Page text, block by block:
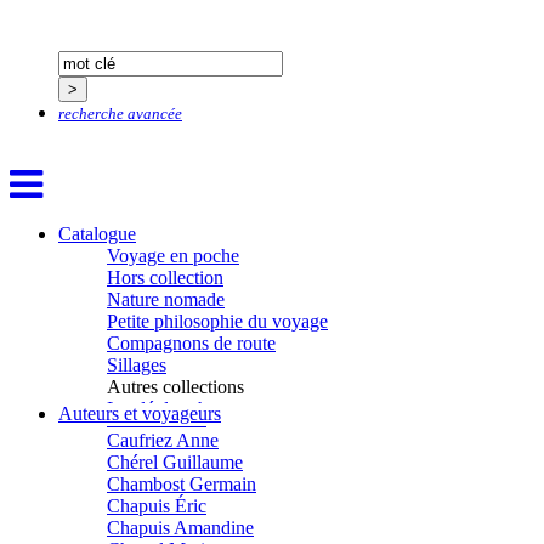
recherche avancée
Catalogue
Voyage en poche
Hors collection
Nature nomade
Petite philosophie du voyage
Compagnons de route
Sillages
Autres collections
La clé des champs
Chemins d’étoiles
Visions
Auteurs et voyageurs
Boudart Jean-Louis
Bougault Laurence
Bourgault Pierrick
Buiron Daphné
Busquet Gérard
Cagnat René
Calonne Marc-Antoine
Calvez Tangi
Cann Typhaine
Carbonnaux Stéphan
Caritey Rémi
Carrau Noak
Caufriez Anne
Chérel Guillaume
Chambost Germain
Chapuis Éric
Chapuis Amandine